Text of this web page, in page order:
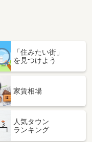
「住みたい街」
を見つけよう
家賃相場
人気タウン
ランキング